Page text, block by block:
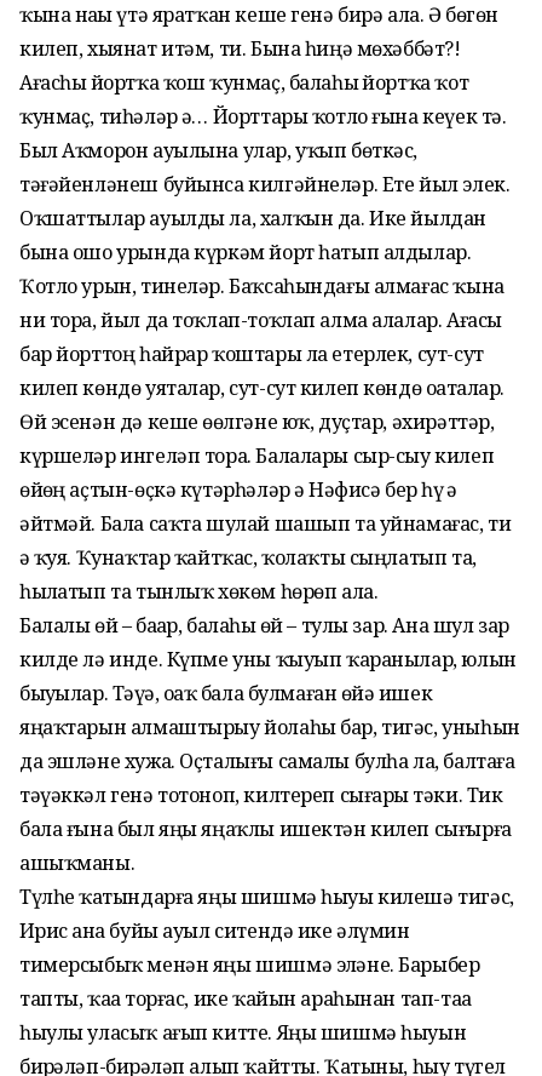
ҡына наҙҙы үтә яратҡан кеше генә бирә ала. Ә бөгөн
килеп, хыянат итәм, ти. Бына һиңә мөхәббәт?!
Ағасһыҙ йортҡа ҡош ҡунмаҫ, балаһыҙ йортҡа ҡот
ҡунмаҫ, тиһәләр ҙә… Йорттары ҡотло ғына кеүек тә.
Был Аҡморон ауылына улар, уҡып бөткәс,
тәғәйенләнеш буйынса килгәйнеләр. Ете йыл элек.
Оҡшаттылар ауылды ла, халҡын да. Ике йылдан
бына ошо урында күркәм йорт һатып алдылар.
Ҡотло урын, тинеләр. Баҡсаһындағы алмағас ҡына
ни тора, йыл да тоҡлап-тоҡлап алма алалар. Ағасы
бар йорттоң һайрар ҡоштары ла етерлек, сут-сут
килеп көндө уяталар, сут-сут килеп көндө оҙаталар.
Өй эсенән дә кеше өҙөлгәне юҡ, дуҫтар, әхирәттәр,
күршеләр ингеләп тора. Балалары сыр-сыу килеп
өйҙөң аҫтын-өҫкә күтәрһәләр ҙә Нәфисә бер һүҙ ҙә
әйтмәй. Бала саҡта шулай шашып та уйнамағас, ти
ҙә ҡуя. Ҡунаҡтар ҡайтҡас, ҡолаҡты сыңлатып та,
һыҙлатып та тынлыҡ хөкөм һөрөп ала.
Балалы өй – баҙар, балаһыҙ өй – тулы зар. Ана шул зар
килде лә инде. Күпме уны ҡыуып ҡаранылар, юлын
быуҙылар. Тәүҙә, оҙаҡ бала булмаған өйҙә ишек
яңаҡтарын алмаштырыу йолаһы бар, тигәс, уныһын
да эшләне хужа. Оҫталығы самалы булһа ла, балтаға
тәүәккәл генә тотоноп, килтереп сығарҙы тәки. Тик
бала ғына был яңы яңаҡлы ишектән килеп сығырға
ашыҡманы.
Түлһеҙ ҡатындарға яңы шишмә һыуы килешә тигәс,
Иҙрис аҙна буйы ауыл ситендә ике әлүмин
тимерсыбыҡ менән яңы шишмә эҙләне. Барыбер
тапты, ҡаҙа торғас, ике ҡайын араһынан тап-таҙа
һыулы уласыҡ ағып китте. Яңы шишмә һыуын
биҙрәләп-биҙрәләп алып ҡайтты. Ҡатыны, һыу түгел